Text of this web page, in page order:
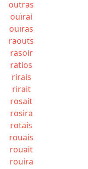
outras
ouïrai
ouïras
raouts
rasoir
ratios
rirais
rirait
rosait
rosira
rotais
rouais
rouait
rouira